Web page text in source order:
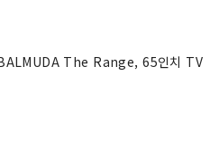
BALMUDA The Range, 65인치 TV